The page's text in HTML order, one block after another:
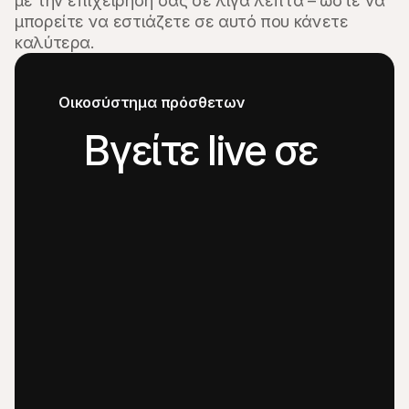
μπορείτε να εστιάζετε σε αυτό που κάνετε
καλύτερα.
Οικοσύστημα πρόσθετων
Βγείτε live σε